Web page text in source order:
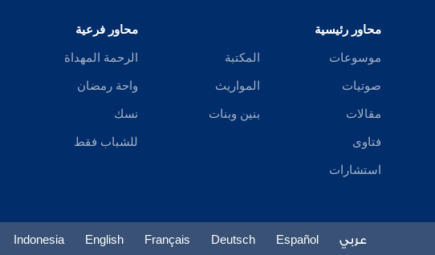
النهي عن لبس القميص للمحرم
محاور رئيسية
موسوعات
صوتيات
مقالات
فتاوى
استشارات
المكتبة
المواريث
بنين وبنات
محاور فرعية
الرحمة المهداة
واحة رمضان
نسك
للشباب فقط
عربي Español
Deutsch
Français
English
Indonesia